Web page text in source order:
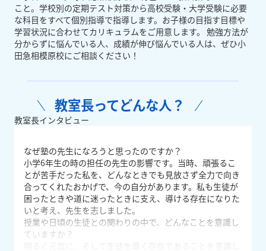
こと。学校別の定期テスト対策から高校受験・大学受験に必要
な科目をすべて個別指導で指導します。お子様の目指す目標や
学習状況に合わせてカリキュラムをご用意します。 勉強方法が
分からずに悩んでいる人、成績が伸び悩んでいる人は、ぜひ小
田急相模原校にご相談ください！
教室長ってどんな人？
教室長インタビュー
なぜ塾の先生になろうと思ったのですか？
小学6年生の時の担任の先生の影響です。当時、頑張るこ
とが苦手だった私を、どんなときでも見放さず全力で向き
合ってくれたおかげで、今の自分があります。私も生徒が
困ったときや道に迷ったときに支え、導ける存在になりた
いと考え、先生を志しました。
授業や日頃の生徒との関わりの中で、どんなことを意識し
ていますか？